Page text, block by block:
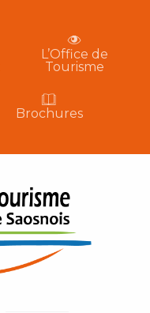
L’Office de
Tourisme
Brochures